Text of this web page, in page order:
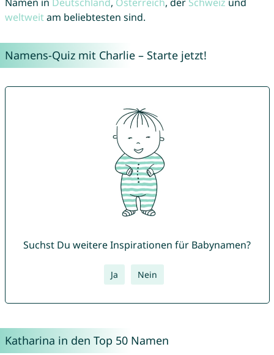
weltweitam beliebtesten sind.
Namens-Quiz mit Charlie – Starte jetzt!
Suchst Du weitere Inspirationen für Babynamen?
Ja Nein
Katharina in den Top 50 Namen